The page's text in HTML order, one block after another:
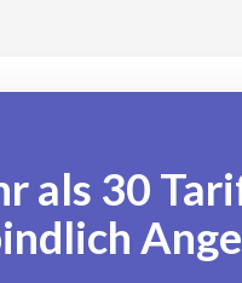
als 30